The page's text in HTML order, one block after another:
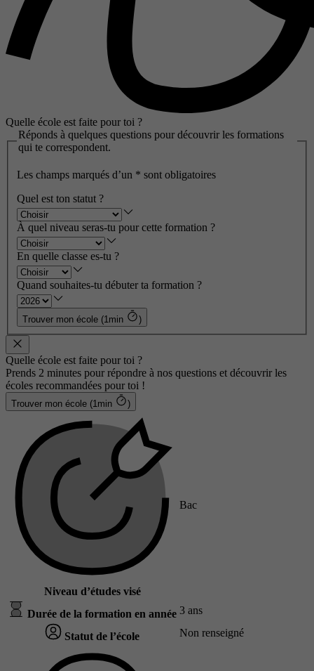
Quelle école est faite pour toi ?
Réponds à quelques questions pour découvrir les formations
qui te correspondent.
Les champs marqués d’un * sont obligatoires
Quel est ton statut ?
À quel niveau seras-tu pour cette formation ?
En quelle classe es-tu ?
Quand souhaites-tu débuter ta formation ?
Trouver mon école (1min )
Quelle école est faite pour toi ?
Prends 2 minutes pour répondre à nos questions et découvrir les
écoles recommandées pour toi !
Trouver mon école (1min )
Niveau d’études visé
Bac
Durée de la formation en année 3 ans
Statut de l’école Non renseigné